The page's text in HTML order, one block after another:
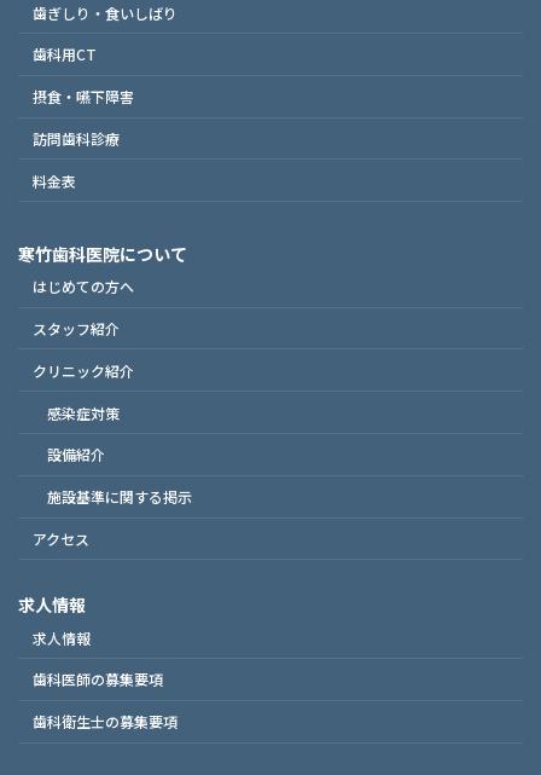
歯ぎしり・食いしばり
歯科用CT
摂食・嚥下障害
訪問歯科診療
料金表
寒竹歯科医院について
はじめての方へ
スタッフ紹介
クリニック紹介
感染症対策
設備紹介
施設基準に関する掲示
アクセス
求人情報
求人情報
歯科医師の募集要項
歯科衛生士の募集要項